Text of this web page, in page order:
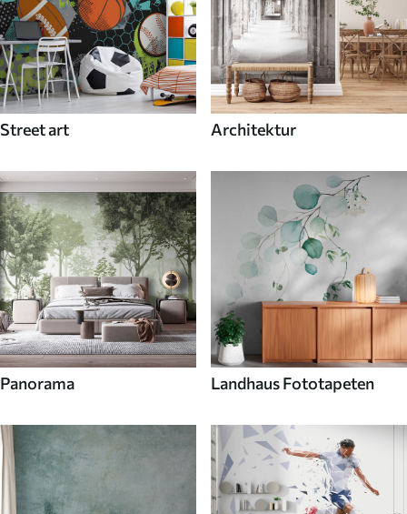
Street art Architektur
Panorama Landhaus Fototapeten